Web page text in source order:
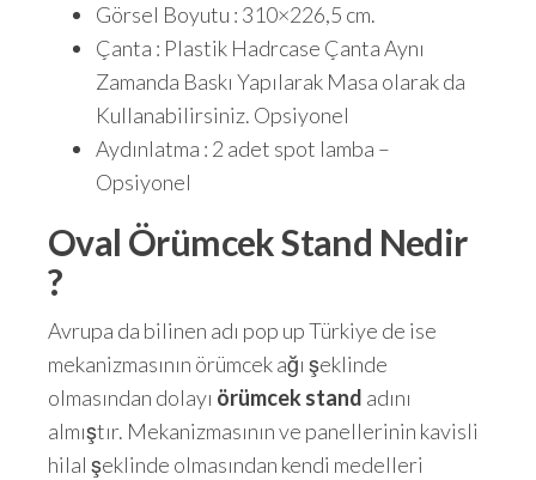
Görsel Boyutu : 310×226,5 cm.
Çanta : Plastik Hadrcase Çanta Aynı
Zamanda Baskı Yapılarak Masa olarak da
Kullanabilirsiniz. Opsiyonel
Aydınlatma : 2 adet spot lamba –
Opsiyonel
Oval Örümcek Stand Nedir
?
Avrupa da bilinen adı pop up Türkiye de ise
mekanizmasının örümcek ağı şeklinde
olmasından dolayı örümcek stand adını
almıştır. Mekanizmasının ve panellerinin kavisli
hilal şeklinde olmasından kendi medelleri